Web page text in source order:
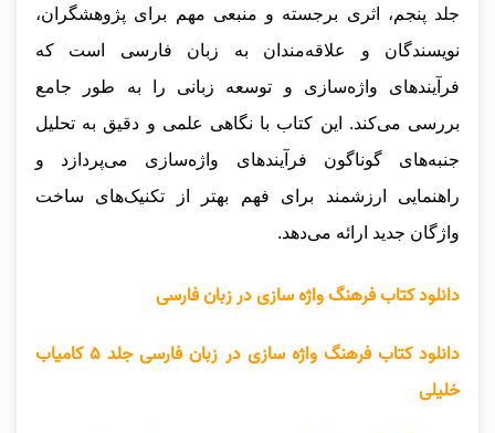
جلد پنجم، اثری برجسته و منبعی مهم برای پژوهشگران،
نویسندگان و علاقه‌مندان به زبان فارسی است که
فرآیندهای واژه‌سازی و توسعه زبانی را به طور جامع
بررسی می‌کند. این کتاب با نگاهی علمی و دقیق به تحلیل
جنبه‌های گوناگون فرآیندهای واژه‌سازی می‌پردازد و
راهنمایی ارزشمند برای فهم بهتر از تکنیک‌های ساخت
واژگان جدید ارائه می‌دهد.
دانلود کتاب فرهنگ واژه سازی در زبان فارسی
دانلود کتاب فرهنگ واژه سازی در زبان فارسی جلد ۵ کامیاب
خلیلی